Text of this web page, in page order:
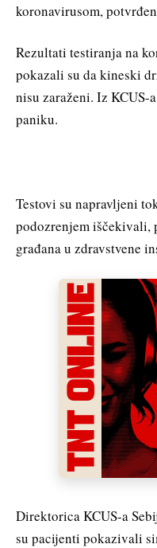
koronavirusom,
Rezultati testiranja na
pokazali su da kineski
nisu zaraženi. Iz KCUS-
paniku.
Testovi su napravljeni
podozrenjem iščekivali,
građana u zdravstvene
Direktorica KCUS-a
su pacijenti pokazivali